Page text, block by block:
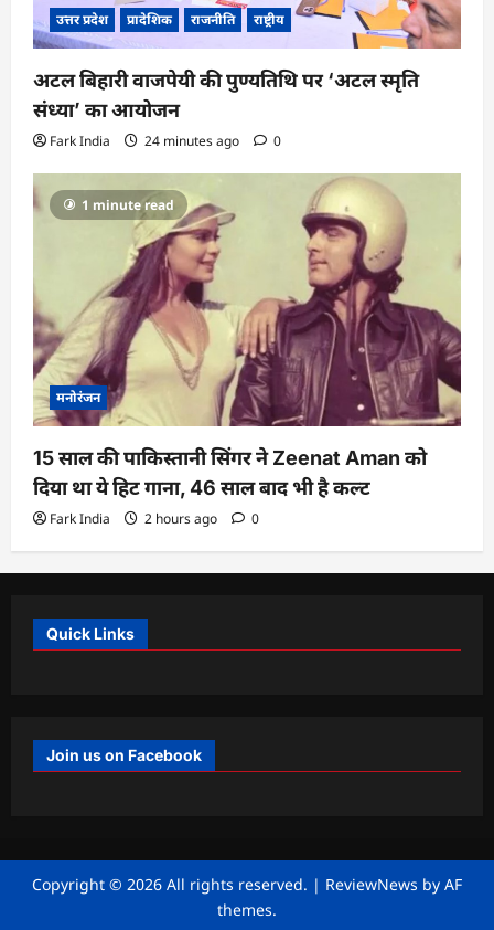
उत्तर प्रदेश प्रादेशिक राजनीति राष्ट्रीय
अटल बिहारी वाजपेयी की पुण्यतिथि पर ‘अटल स्मृति
संध्या’ का आयोजन
Fark India 24 minutes ago 0
1 minute read
मनोरंजन
15 साल की पाकिस्तानी सिंगर ने Zeenat Aman को
दिया था ये हिट गाना, 46 साल बाद भी है कल्ट
Fark India 2 hours ago 0
Quick Links
Join us on Facebook
Copyright © 2026 All rights reserved. | ReviewNews by AF
themes.